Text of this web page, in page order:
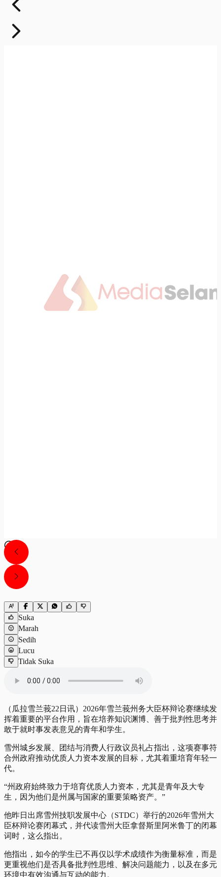
Suka
Marah
Sedih
Lucu
Tidak Suka
（瓜拉雪兰莪22日讯）2026年雪兰莪州务大臣杯辩论赛继续发
挥着重要的平台作用，旨在培养知识渊博、善于批判性思考并
敢于就时事发表意见的青年和学生。
雪州城乡发展、团结与消费人行政议员礼占指出，这项赛事符
合州政府推动优质人力资本发展的目标，尤其着重培育年轻一
代。
“州政府始终致力于培育优质人力资本，尤其是青年及大专
生，因为他们是州属与国家的重要策略资产。”
他昨日出席雪州技职发展中心（STDC）举行的2026年雪州大
臣杯辩论赛闭幕式，并代读雪州大臣拿督斯里阿米鲁丁的闭幕
词时，这么指出。
他指出，如今的学生已不再仅以学术成绩作为衡量标准，而是
更重视他们是否具备批判性思维、解决问题能力，以及在多元
环境中有效沟通与互动的能力。